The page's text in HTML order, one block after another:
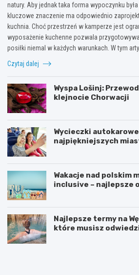
natury. Aby jednak taka forma wypoczynku
kluczowe znaczenie ma odpowiednio
kuchnia. Choć przestrzeń w kamperze jest
wyposażenie kuchenne pozwala
posiłki niemal w każdych warunkach. W tym
Czytaj dalej
Wyspa Lošinj:
klejnocie Chorwacji
Wycieczki autokarowe
najpiękniejszych
Wakacje nad polskim
inclusive – najlepsze
Najlepsze termy na
które musisz
J
P